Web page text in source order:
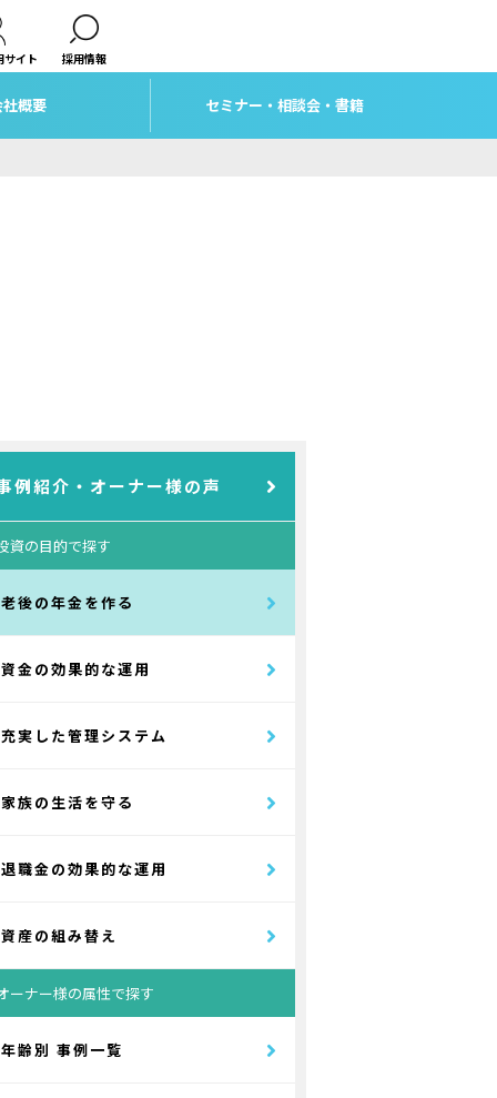
サイト 採用情報
概要 セミナー・相談会・書籍
例紹介・オーナー様の声
資の目的で探す
老後の年金を作る
資金の効果的な運用
充実した管理システム
家族の生活を守る
退職金の効果的な運用
資産の組み替え
ーナー様の属性で探す
年齢別 事例一覧